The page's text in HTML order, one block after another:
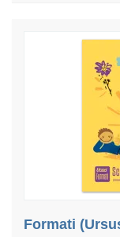
Formati